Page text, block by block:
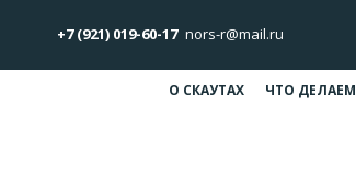
+7 (921) 019-60-17 nors-r@mail.ru
О СКАУТАХ ЧТО ДЕЛАЕМ